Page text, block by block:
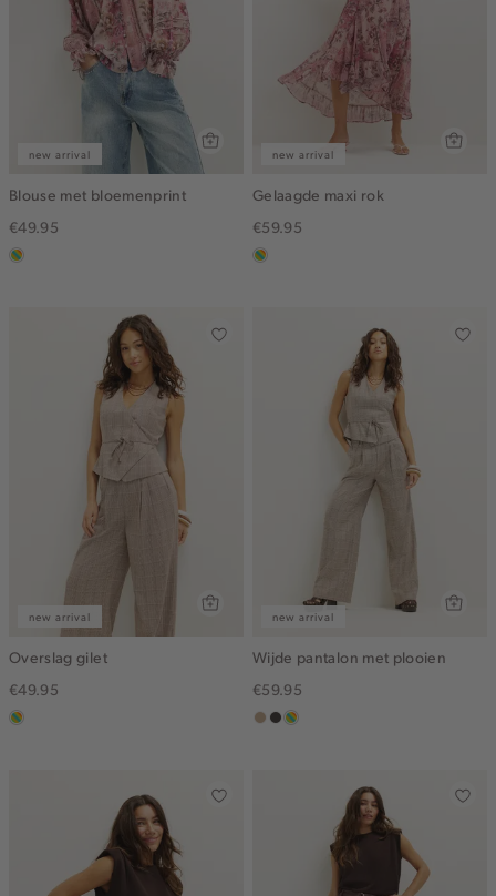
new arrival
Blouse met bloemenprint
€49.95
meerkleurig
new arrival
Gelaagde maxi rok
€59.95
meerkleurig
new arrival
Overslag gilet
€49.95
meerkleurig
new arrival
Wijde pantalon met plooien
€59.95
zandchocomeerkleurig